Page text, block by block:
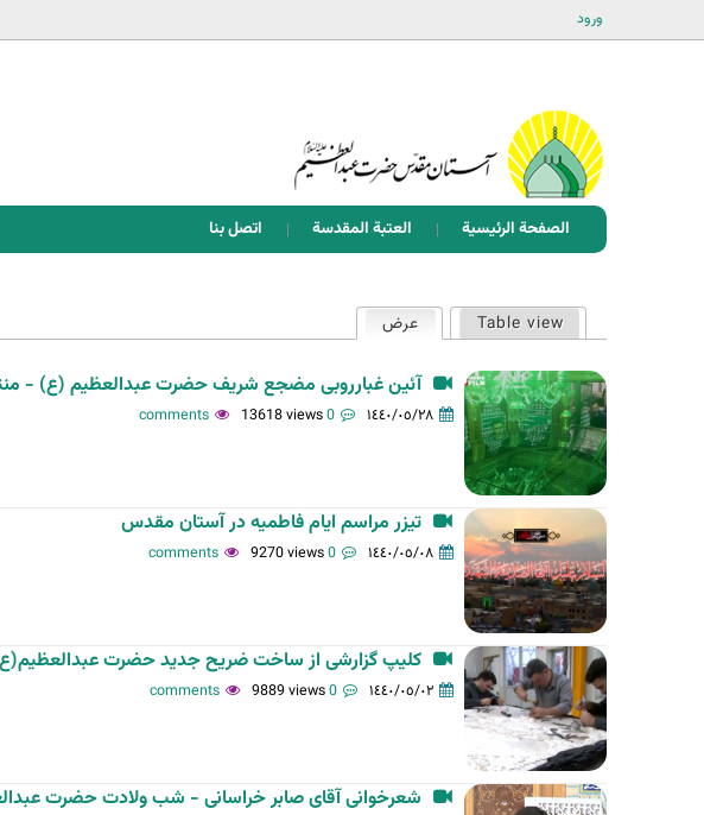
ورود
الصفحة الرئيسية العتبة المقدسة اتصل بنا
ت
ب
و
ي
ب
ا
ت
ا
ل
أ
س
ا
س
ي
ة
Table view عرض(علامة التبويب النشطة)
آئین غبارروبی مضجع شریف حضرت عبدالعظیم (ع) -
١٤٤٠/٠٥/٢٨ 0 comments
13618 views
تیزر مراسم ایام فاطمیه در آستان مقدس
١٤٤٠/٠٥/٠٨ 0 comments
9270 views
کلیپ گزارشی از ساخت ضریح جدید حضرت عبدالعظیم(ع)
١٤٤٠/٠٥/٠٢ 0 comments
9889 views
شعرخوانی آقای صابر خراسانی - شب ولادت حضرت